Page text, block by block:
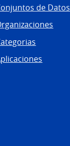
de Datos